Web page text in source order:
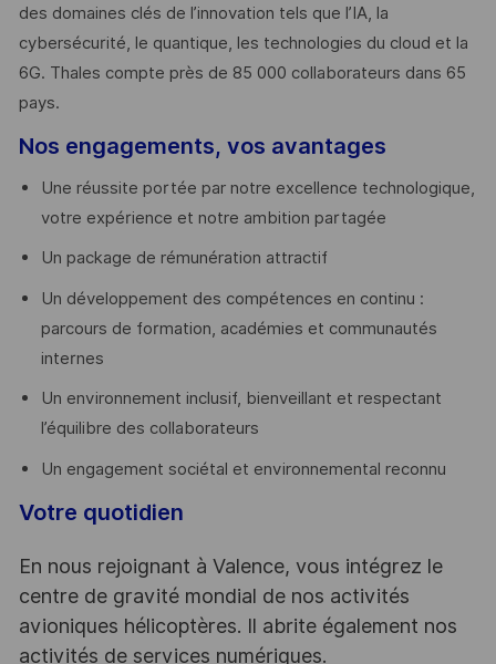
des domaines clés de l’innovation tels que l’IA, la
cybersécurité, le quantique, les technologies du cloud et la
6G. Thales compte près de 85 000 collaborateurs dans 65
pays. ​
Nos engagements, vos avantages
Une réussite portée par notre excellence technologique,
votre expérience et notre ambition partagée
Un package de rémunération attractif
Un développement des compétences en continu :
parcours de formation, académies et communautés
internes
Un environnement inclusif, bienveillant et respectant
l’équilibre des collaborateurs
Un engagement sociétal et environnemental reconnu
Votre quotidien
En nous rejoignant à Valence, vous intégrez le
centre de gravité mondial de nos activités
avioniques hélicoptères. Il abrite également nos
activités de services numériques.